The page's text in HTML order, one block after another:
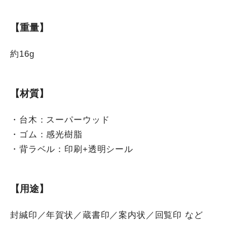
【重量】
約16g
【材質】
・台木：スーパーウッド
・ゴム：感光樹脂
・背ラベル：印刷+透明シール
【用途】
封緘印／年賀状／蔵書印／案内状／回覧印 など